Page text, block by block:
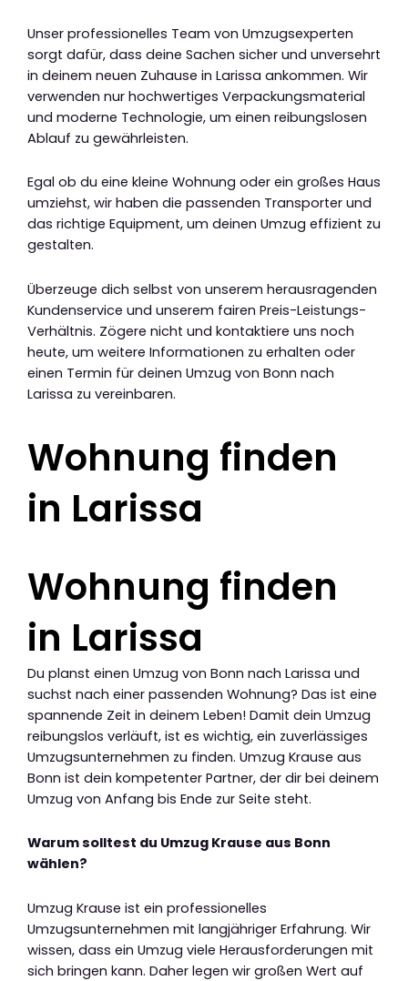
Unser professionelles Team von Umzugsexperten
sorgt dafür, dass deine Sachen sicher und unversehrt
in deinem neuen Zuhause in Larissa ankommen. Wir
verwenden nur hochwertiges Verpackungsmaterial
und moderne Technologie, um einen reibungslosen
Ablauf zu gewährleisten.
Egal ob du eine kleine Wohnung oder ein großes Haus
umziehst, wir haben die passenden Transporter und
das richtige Equipment, um deinen Umzug effizient zu
gestalten.
Überzeuge dich selbst von unserem herausragenden
Kundenservice und unserem fairen Preis-Leistungs-
Verhältnis. Zögere nicht und kontaktiere uns noch
heute, um weitere Informationen zu erhalten oder
einen Termin für deinen Umzug von Bonn nach
Larissa zu vereinbaren.
Wohnung finden
in Larissa
Wohnung finden
in Larissa
Du planst einen Umzug von Bonn nach Larissa und
suchst nach einer passenden Wohnung? Das ist eine
spannende Zeit in deinem Leben! Damit dein Umzug
reibungslos verläuft, ist es wichtig, ein zuverlässiges
Umzugsunternehmen zu finden. Umzug Krause aus
Bonn ist dein kompetenter Partner, der dir bei deinem
Umzug von Anfang bis Ende zur Seite steht.
Warum solltest du Umzug Krause aus Bonn
wählen?
Umzug Krause ist ein professionelles
Umzugsunternehmen mit langjähriger Erfahrung. Wir
wissen, dass ein Umzug viele Herausforderungen mit
sich bringen kann. Daher legen wir großen Wert auf